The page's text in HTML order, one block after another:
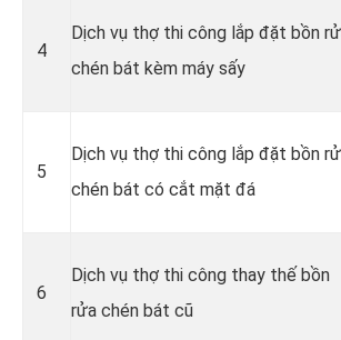
4
Dịch vụ thợ thi công lắp đặt bồn
chén bát kèm máy sấy
5
Dịch vụ thợ thi công lắp đặt bồn
chén bát có cắt mặt đá
6
Dịch vụ thợ thi công thay thế bồn
rửa chén bát cũ